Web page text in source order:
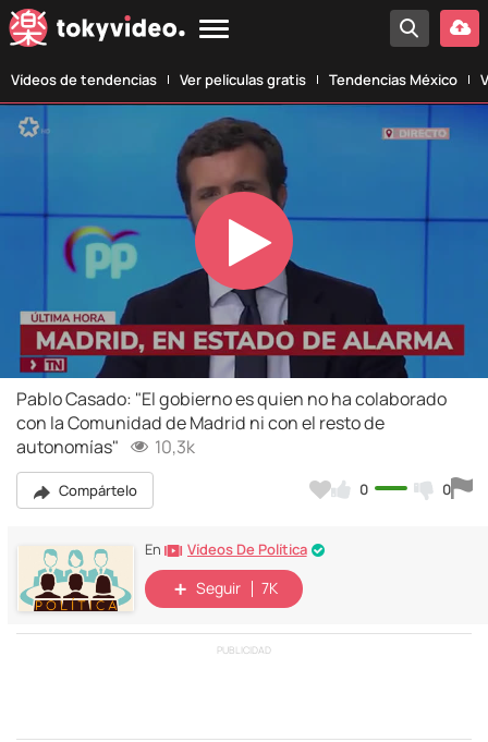
Vídeos de tendencias Ver películas gratis Tendencias México
Play
Video
Pablo Casado: "El gobierno es quien no ha colaborado
con la Comunidad de Madrid ni con el resto de
autonomías"
10,3k
Compártelo 0 0
En Vídeos De Política
Seguir 7K
PUBLICIDAD